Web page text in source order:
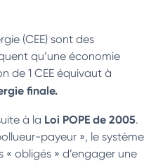
(CEE) sont des
qu’une économie
de 1 CEE équivaut à
finale.
à la Loi POPE de 2005.
payeur », le système
« obligés » d’engager une